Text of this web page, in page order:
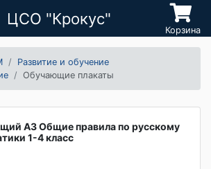
ЦСО "Крокус"
Корзина
Развитие и обучение
Обучающие плакаты
А3 Общие правила по русскому
1-4 класс